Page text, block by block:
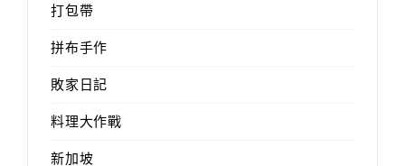
打包帶
拼布手作
敗家日記
料理大作戰
新加坡